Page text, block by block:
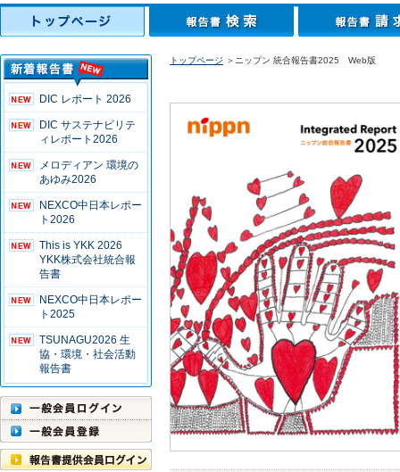
DIC レポート 2026
DIC サステナビリテ
ィレポート2026
メロディアン 環境の
あゆみ2026
NEXCO中日本レポー
ト2026
This is YKK 2026
YKK株式会社統合報
告書
NEXCO中日本レポー
ト2025
TSUNAGU2026 生
協・環境・社会活動
報告書
トップページ ＞ニップン 統合報告書2025 Web版